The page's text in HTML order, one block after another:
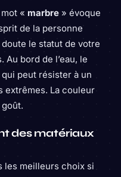
« marbre » évoque
de la personne
le statut de votre
Au bord de l’eau, le
peut résister à un
extrêmes. La couleur
des matériaux
les meilleurs choix si